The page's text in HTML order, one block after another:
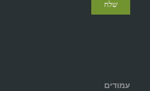
עמודים